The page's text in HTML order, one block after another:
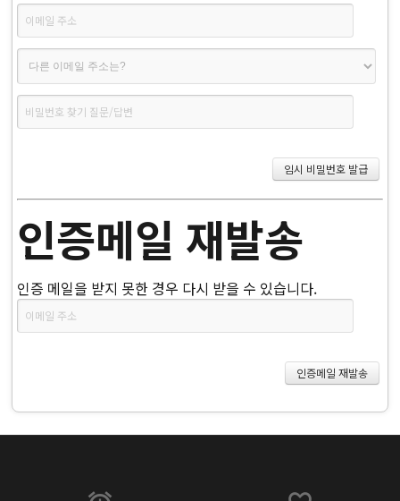
인증메일 재발송
인증 메일을 받지 못한 경우 다시 받을 수 있습니다.